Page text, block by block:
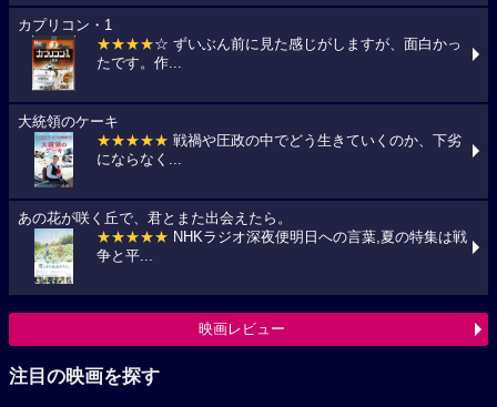
カプリコン・1
★★★★☆ ずいぶん前に見た感じがしますが、面白かっ
たです。作...
大統領のケーキ
★★★★★ 戦禍や圧政の中でどう生きていくのか、下劣
にならなく...
あの花が咲く丘で、君とまた出会えたら。
★★★★★ NHKラジオ深夜便明日への言葉,夏の特集は戦
争と平...
映画レビュー
注目の映画を探す